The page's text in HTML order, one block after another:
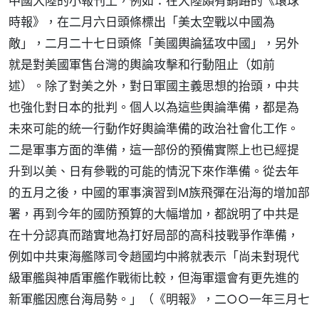
時報》，在二月六日頭條標出「美太空戰以中國為
敵」，二月二十七日頭條「美國輿論猛攻中國」，另外
就是對美國軍售台灣的輿論攻擊和行動阻止（如前
述）。除了對美之外，對日軍國主義思想的抬頭，中共
也強化對日本的批判。個人以為這些輿論準備，都是為
未來可能的統一行動作好輿論準備的政治社會化工作。
二是軍事方面的準備，這一部份的預備實際上也已經提
升到以美、日有參戰的可能的情況下來作準備。從去年
的五月之後，中國的軍事演習到M族飛彈在沿海的增加部
署，再到今年的國防預算的大幅增加，都說明了中共是
在十分認真而踏實地為打好局部的高科技戰爭作準備，
例如中共東海艦隊司令趙國均中將就表示「尚未對現代
級軍艦與神盾軍艦作戰術比較，但海軍還會有更先進的
新軍艦因應台海局勢。」（《明報》，二○○一年三月七